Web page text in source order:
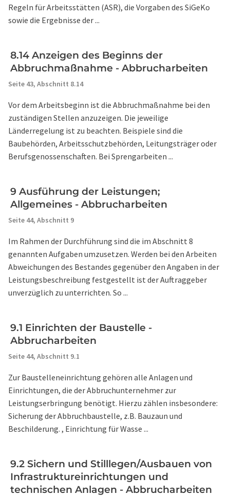
Regeln für Arbeitsstätten (ASR), die Vorgaben des SiGeKo
sowie die Ergebnisse der ...
8.14 Anzeigen des Beginns der
Abbruchmaßnahme - Abbrucharbeiten
Seite 43, Abschnitt 8.14
Vor dem Arbeitsbeginn ist die Abbruchmaßnahme bei den
zuständigen Stellen anzuzeigen. Die jeweilige
Länderregelung ist zu beachten. Beispiele sind die
Baubehörden, Arbeitsschutzbehörden, Leitungsträger oder
Berufsgenossenschaften. Bei Sprengarbeiten ...
9 Ausführung der Leistungen;
Allgemeines - Abbrucharbeiten
Seite 44, Abschnitt 9
Im Rahmen der Durchführung sind die im Abschnitt 8
genannten Aufgaben umzusetzen. Werden bei den Arbeiten
Abweichungen des Bestandes gegenüber den Angaben in der
Leistungsbeschreibung festgestellt ist der Auftraggeber
unverzüglich zu unterrichten. So ...
9.1 Einrichten der Baustelle -
Abbrucharbeiten
Seite 44, Abschnitt 9.1
Zur Baustelleneinrichtung gehören alle Anlagen und
Einrichtungen, die der Abbruchunternehmer zur
Leistungserbringung benötigt. Hierzu zählen insbesondere:
Sicherung der Abbruchbaustelle, z.B. Bauzaun und
Beschilderung. , Einrichtung für Wasse ...
9.2 Sichern und Stilllegen/Ausbauen von
Infrastruktureinrichtungen und
technischen Anlagen - Abbrucharbeiten